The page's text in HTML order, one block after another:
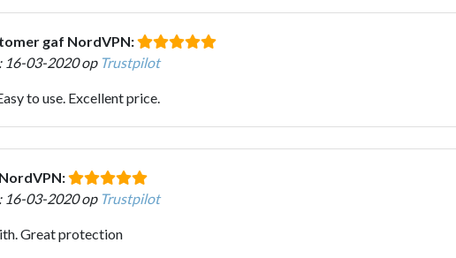
gaf NordVPN:
16-03-2020 op Trustpilot
to use. Excellent price.
16-03-2020 op Trustpilot
Great protection